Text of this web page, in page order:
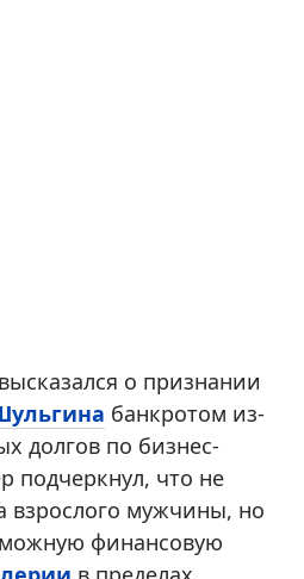
высказался о признании
банкротом из-
долгов по бизнес-
подчеркнул, что не
взрослого мужчины, но
финансовую